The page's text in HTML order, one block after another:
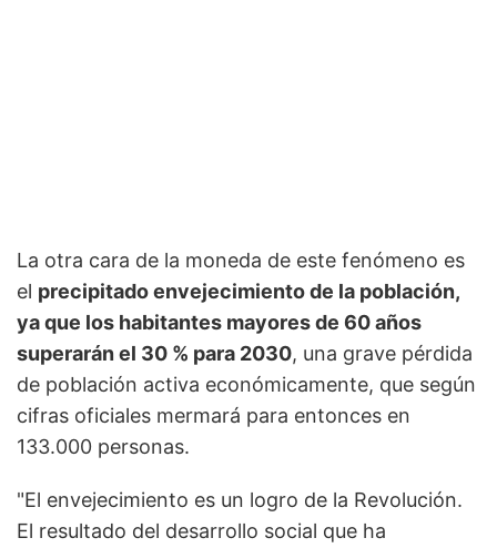
La otra cara de la moneda de este fenómeno es
el precipitado envejecimiento de la población,
ya que los habitantes mayores de 60 años
superarán el 30 % para 2030, una grave pérdida
de población activa económicamente, que según
cifras oficiales mermará para entonces en
133.000 personas.
"El envejecimiento es un logro de la Revolución.
El resultado del desarrollo social que ha